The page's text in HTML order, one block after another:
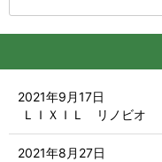
ＬＩＸＩＬ リノビオ
2021年9月17日
2021年8月27日